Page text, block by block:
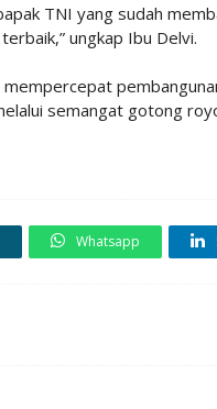
TNI yang sudah
ungkap Ibu Delvi.
semangat gotong
Whatsapp